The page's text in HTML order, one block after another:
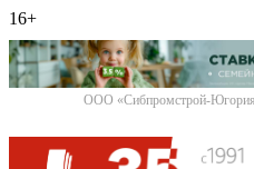
16+
ООО «Сибпромстрой-